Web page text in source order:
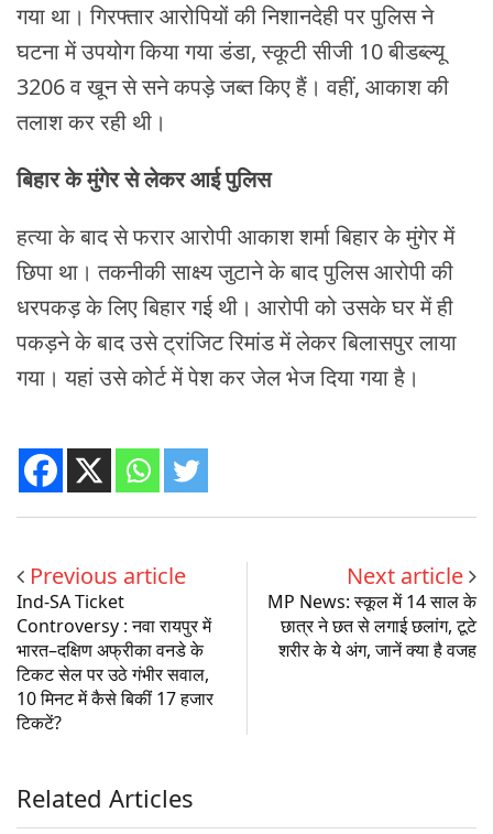
गया था। गिरफ्तार आरोपियों की निशानदेही पर पुलिस ने
घटना में उपयोग किया गया डंडा, स्कूटी सीजी 10 बीडब्ल्यू
3206 व खून से सने कपड़े जब्त किए हैं। वहीं, आकाश की
तलाश कर रही थी।
बिहार के मुंगेर से लेकर आई पुलिस
हत्या के बाद से फरार आरोपी आकाश शर्मा बिहार के मुंगेर में
छिपा था। तकनीकी साक्ष्य जुटाने के बाद पुलिस आरोपी की
धरपकड़ के लिए बिहार गई थी। आरोपी को उसके घर में ही
पकड़ने के बाद उसे ट्रांजिट रिमांड में लेकर बिलासपुर लाया
गया। यहां उसे कोर्ट में पेश कर जेल भेज दिया गया है।
Previous article
Ind-SA Ticket
Controversy : नवा रायपुर में
भारत–दक्षिण अफ्रीका वनडे के
टिकट सेल पर उठे गंभीर सवाल,
10 मिनट में कैसे बिकीं 17 हजार
टिकटें?
Next article
MP News: स्कूल में 14 साल के
छात्र ने छत से लगाई छलांग, टूटे
शरीर के ये अंग, जानें क्या है वजह
Related Articles